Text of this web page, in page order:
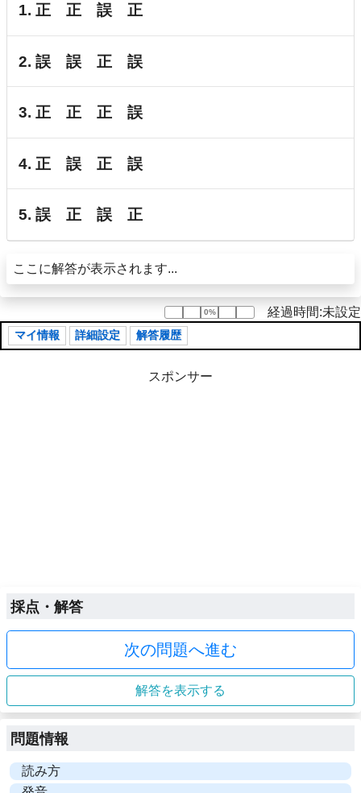
1. 正 正 誤 正
2. 誤 誤 正 誤
3. 正 正 正 誤
4. 正 誤 正 誤
5. 誤 正 誤 正
ここに解答が表示されます...
0%
0% 経過時間:未設定
マイ情報 詳細設定 解答履歴
スポンサー
採点・解答
次の問題へ進む
解答を表示する
問題情報
読み方